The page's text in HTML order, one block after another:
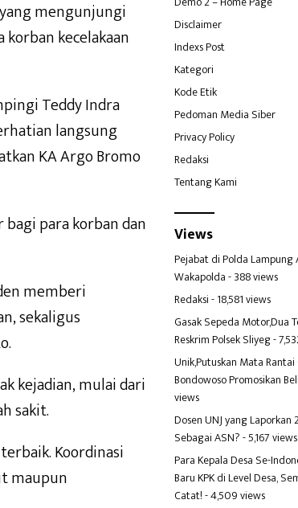
mengunjungi
korban kecelakaan
Teddy Indra
langsung
KA Argo Bromo
para korban dan
memberi
sekaligus
kejadian, mulai dari
sakit.
Koordinasi
maupun
Disclaimer
Indexs Post
Kategori
Kode Etik
Pedoman Media Siber
Privacy Policy
Redaksi
Tentang Kami
Views
Pejabat di Polda
Wakapolda- 388 views
Redaksi- 18,581 views
Gasak Sepeda Motor,Dua
Reskrim Polsek Sliyeg-
Unik,Putuskan Mata
Bondowoso Promosikan
views
Dosen UNJ yang Laporkan
Sebagai ASN?- 5,167 views
Para Kepala Desa Se-
Baru KPK di Level Desa,
Catat!- 4,509 views